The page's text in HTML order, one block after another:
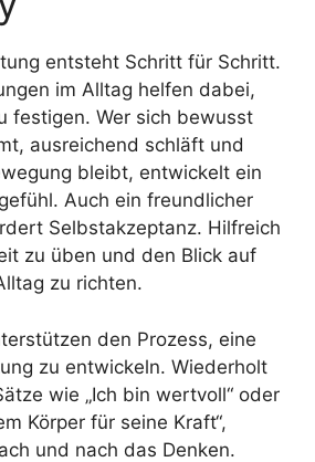
entsteht Schritt für Schritt.
im Alltag helfen dabei,
festigen. Wer sich bewusst
ausreichend schläft und
bleibt, entwickelt ein
Auch ein freundlicher
Selbstakzeptanz. Hilfreich
zu üben und den Blick auf
zu richten.
den Prozess, eine
zu entwickeln. Wiederholt
wie „Ich bin wertvoll“ oder
Körper für seine Kraft“,
und nach das Denken.